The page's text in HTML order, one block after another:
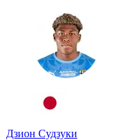
Дзион Судзуки